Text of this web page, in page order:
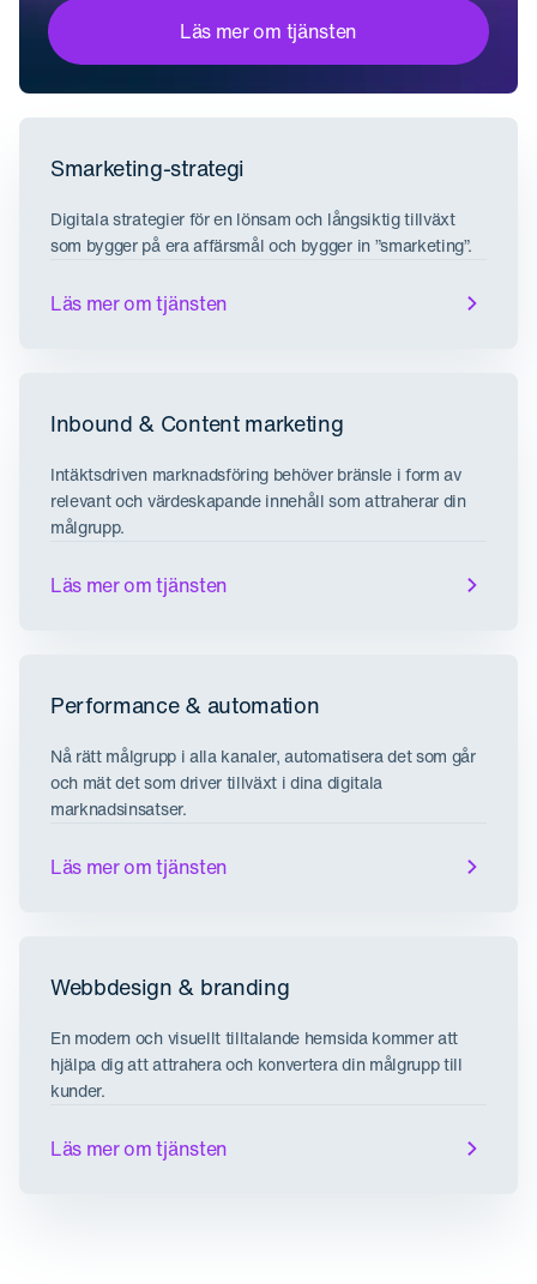
Läs mer om tjänsten
Smarketing-strategi
Digitala strategier för en lönsam och långsiktig tillväxt
som bygger på era affärsmål och bygger in ”smarketing”.
Läs mer om tjänsten
Inbound & Content marketing
Intäktsdriven marknadsföring behöver bränsle i form av
relevant och värdeskapande innehåll som attraherar din
målgrupp.
Läs mer om tjänsten
Performance & automation
Nå rätt målgrupp i alla kanaler, automatisera det som går
och mät det som driver tillväxt i dina digitala
marknadsinsatser.
Läs mer om tjänsten
Webbdesign & branding
En modern och visuellt tilltalande hemsida kommer att
hjälpa dig att attrahera och konvertera din målgrupp till
kunder.
Läs mer om tjänsten